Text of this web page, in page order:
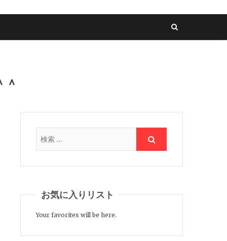
お気に入りリスト
Your favorites will be here.